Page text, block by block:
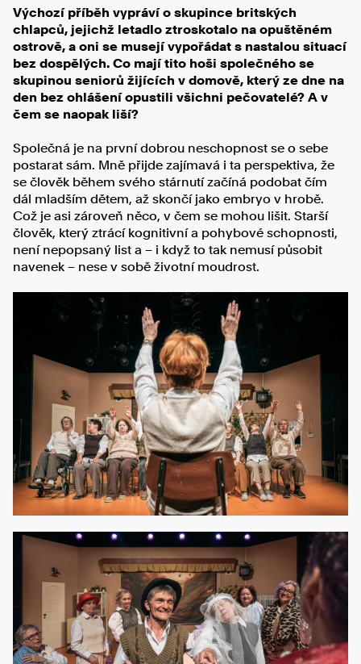
Výchozí příběh vypráví o skupince britských
chlapců, jejichž letadlo ztroskotalo na opuštěném
ostrově, a oni se musejí vypořádat s nastalou situací
bez dospělých. Co mají tito hoši společného se
skupinou seniorů žijících v domově, který ze dne na
den bez ohlášení opustili všichni pečovatelé? A v
čem se naopak liší?
Společná je na první dobrou neschopnost se o sebe
postarat sám. Mně přijde zajímavá i ta perspektiva, že
se člověk během svého stárnutí začíná podobat čím
dál mladším dětem, až skončí jako embryo v hrobě.
Což je asi zároveň něco, v čem se mohou lišit. Starší
člověk, který ztrácí kognitivní a pohybové schopnosti,
není nepopsaný list a – i když to tak nemusí působit
navenek – nese v sobě životní moudrost.